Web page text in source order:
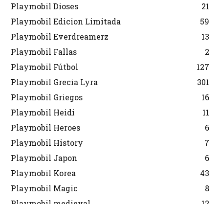
Playmobil Dioses
21
Playmobil Edicion Limitada
59
Playmobil Everdreamerz
13
Playmobil Fallas
2
Playmobil Fútbol
127
Playmobil Grecia Lyra
301
Playmobil Griegos
16
Playmobil Heidi
11
Playmobil Heroes
6
Playmobil History
7
Playmobil Japon
6
Playmobil Korea
43
Playmobil Magic
8